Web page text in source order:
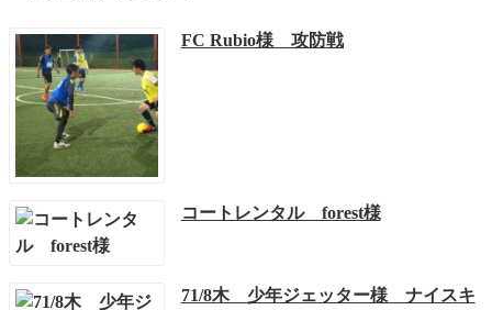
FC Rubio様 攻防戦
コートレンタル forest様
71/8木 少年ジェッター様 ナイスキ